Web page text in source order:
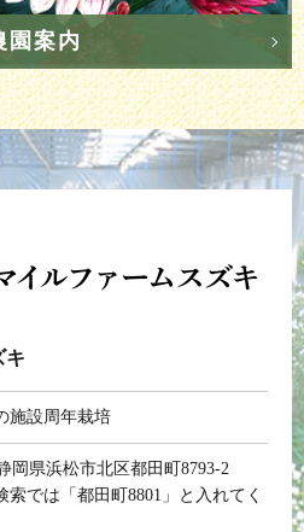
園案内
キ
施設周年栽培
岡県浜松市北区都田町8793-2
索では「都田町8801」と入れてく